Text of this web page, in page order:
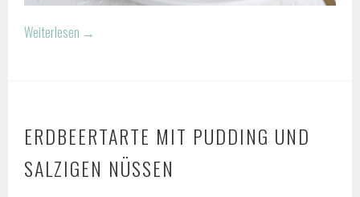
Weiterlesen →
ERDBEERTARTE MIT PUDDING UND
SALZIGEN NÜSSEN